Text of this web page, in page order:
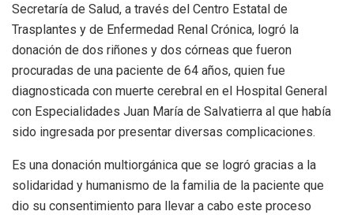
Secretaría de Salud, a través del Centro Estatal de
Trasplantes y de Enfermedad Renal Crónica, logró la
donación de dos riñones y dos córneas que fueron
procuradas de una paciente de 64 años, quien fue
diagnosticada con muerte cerebral en el Hospital General
con Especialidades Juan María de Salvatierra al que había
sido ingresada por presentar diversas complicaciones.
Es una donación multiorgánica que se logró gracias a la
solidaridad y humanismo de la familia de la paciente que
dio su consentimiento para llevar a cabo este proceso